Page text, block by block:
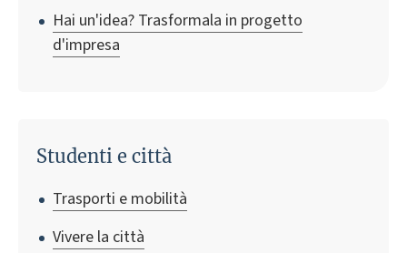
Hai un'idea? Trasformala in progetto
d'impresa
Studenti e città
Trasporti e mobilità
Vivere la città